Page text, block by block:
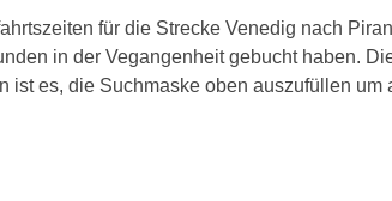
für die Strecke Venedig nach
in der Vegangenheit gebucht haben.
ist es, die Suchmaske oben auszufüllen um